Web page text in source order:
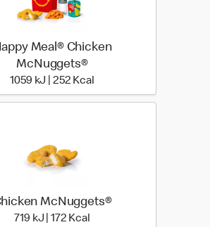
Meal® Chicken
McNuggets®
1059 kJ | 252 Kcal
McNuggets®
719 kJ | 172 Kcal